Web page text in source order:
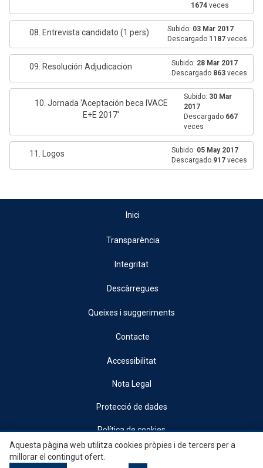
1674 veces
08. Entrevista candidato (1 pers) Subido: 03 Mar 2017
Descargado 1187 veces
09. Resolución Adjudicacion Subido: 28 Mar 2017
Descargado 863 veces
10. Jornada 'Aceptación beca IVACE
E+E 2017'
Subido: 30 Mar
2017
Descargado 667
veces
11. Logos Subido: 05 May 2017
Descargado 917 veces
Inici
Transparència
Integritat
Descàrregues
Queixes i suggeriments
Contacte
Accessibilitat
Nota Legal
Protecció de dades
Política de cookies
© 2026, Generalitat • Conselleria d’Indústria, Turisme, Innovació i Comerç •
Institut Valencià de Competitivitat Empresarial
Aquesta pàgina web utilitza cookies pròpies i de tercers per a
millorar el contingut ofert.